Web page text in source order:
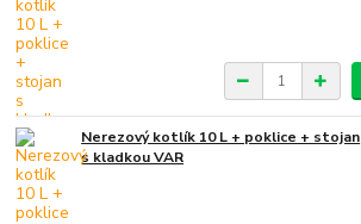
Nerezový kotlík 10 L + poklice + stojan
s kladkou VAR